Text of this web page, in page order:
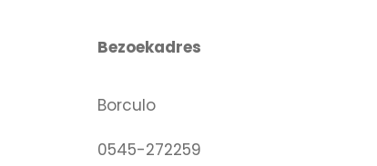
Bezoekadres
Borculo
0545-272259